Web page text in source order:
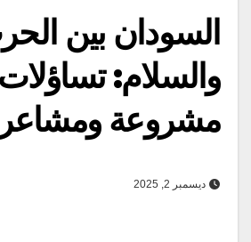
السودان بين
والسلام: تساؤلات
مشروعة ومشاعر
ديسمبر 2, 2025